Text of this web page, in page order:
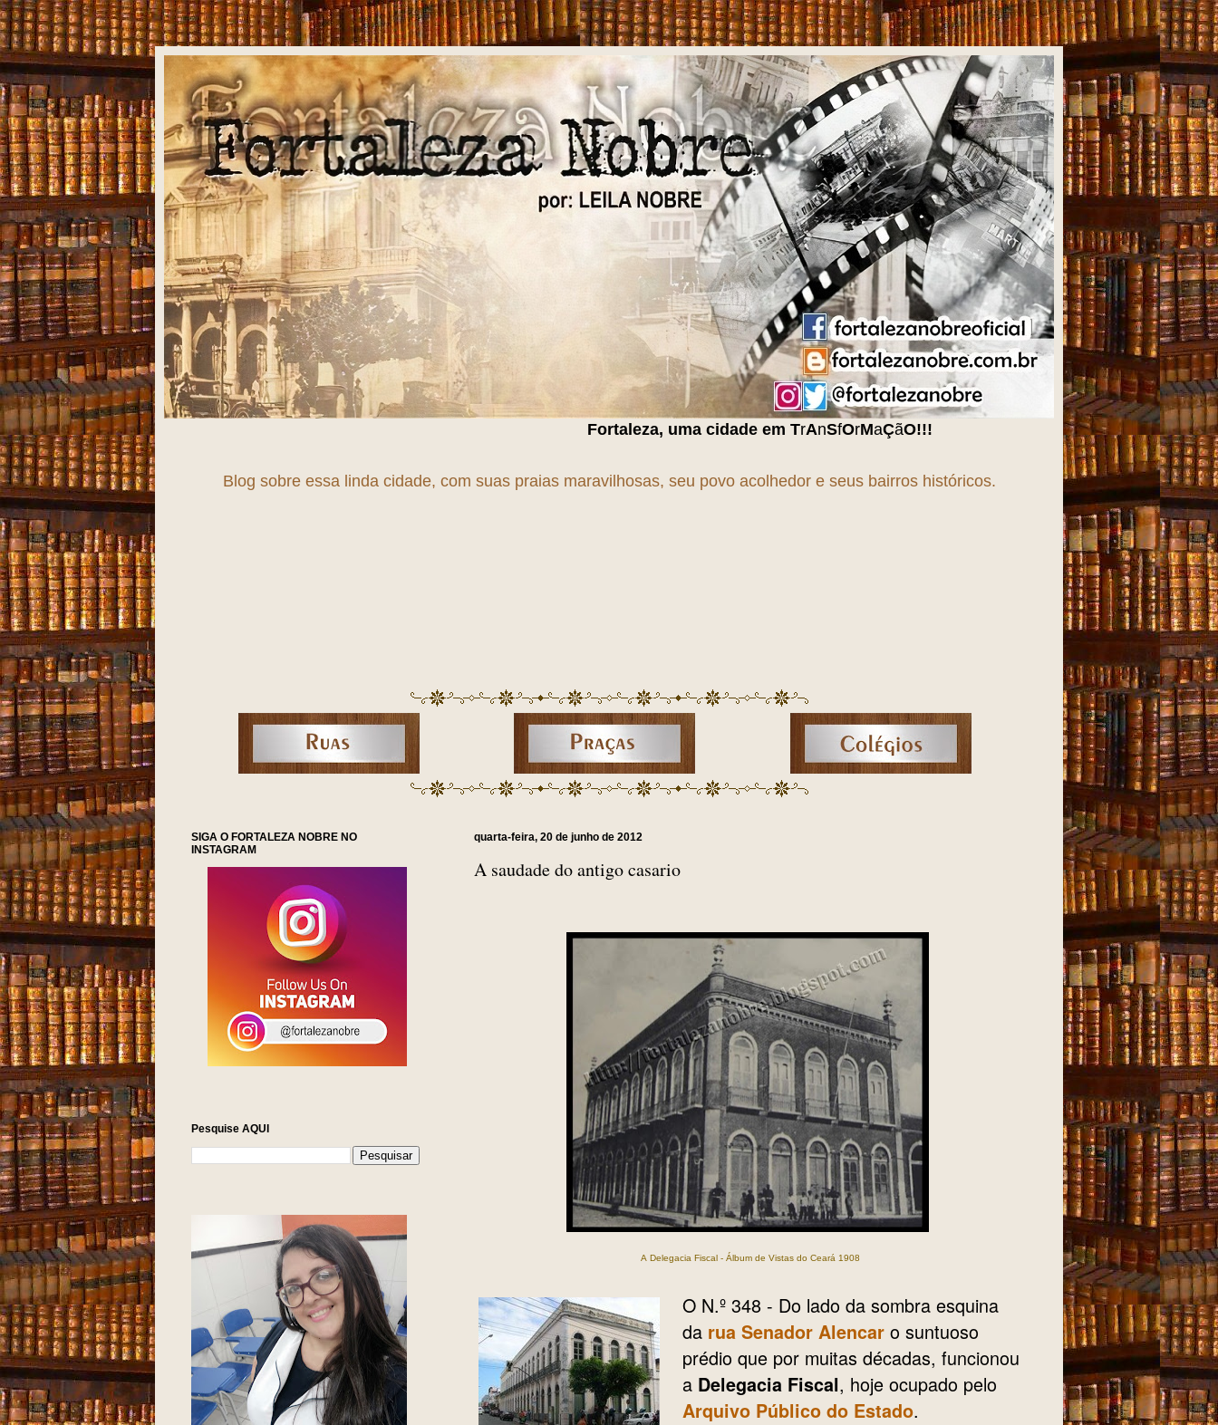
Fortaleza, uma cidade emT rAnS fOrMaÇ ãO!!!
Blog sobre essa linda cidade, com suas praias maravilhosas, seu povo acolhedor e seus bairros históricos.
quarta-feira, 20 de junho de 2012
A saudade do antigo casario
A Delegacia Fiscal - Álbum de Vistas do Ceará 1908
O N.º 348 - Do lado da sombra esquina
da rua Senador Alencar o suntuoso
prédio que por muitas décadas, funcionou
a Delegacia Fiscal, hoje ocupado pelo
Arquivo Público do Estado.
SIGA O FORTALEZA NOBRE NO
INSTAGRAM
Pesquise AQUI